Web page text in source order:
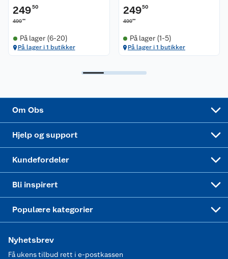
24950
49900
På lager (6-20)
På lager i 1 butikker
24950
49900
På lager (1-5)
På lager i 1 butikker
Om Obs
Bærekraft
Hjelp og support
Pakkesporing
Kjøpsvilkår
Kundefordeler
Coop medlem
Klikk og hent
Bli inspirert
Festdrakter til hele familien
Populære kategorier
Hagemøbler og utemøbler
Nyhetsbrev
Få ukens tilbud rett i e-postkassen